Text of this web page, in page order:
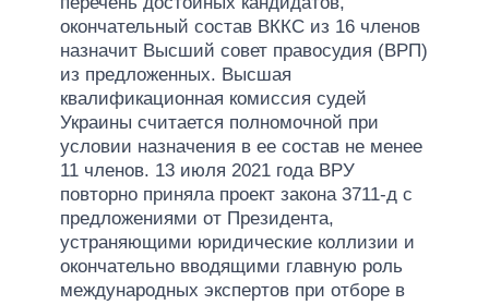
окончательный состав ВККС из 16 членов
назначит Высший совет правосудия (ВРП)
из предложенных. Высшая
квалификационная комиссия судей
Украины считается полномочной при
условии назначения в ее состав не менее
11 членов. 13 июля 2021 года ВРУ
повторно приняла проект закона 3711-д с
предложениями от Президента,
устраняющими юридические коллизии и
окончательно вводящими главную роль
международных экспертов при отборе в